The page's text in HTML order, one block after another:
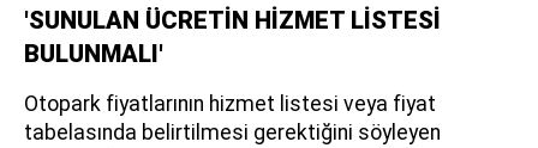
'SUNULAN ÜCRETİN HİZMET LİSTESİ
BULUNMALI'
Otopark fiyatlarının hizmet listesi veya fiyat
tabelasında belirtilmesi gerektiğini söyleyen